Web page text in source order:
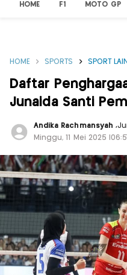
HOME F1 MOTO GP
HOME SPORTS SPORT LAIN
Daftar
Junaida Santi
Andika Rachmansyah ,
Minggu, 11 Mei 2025